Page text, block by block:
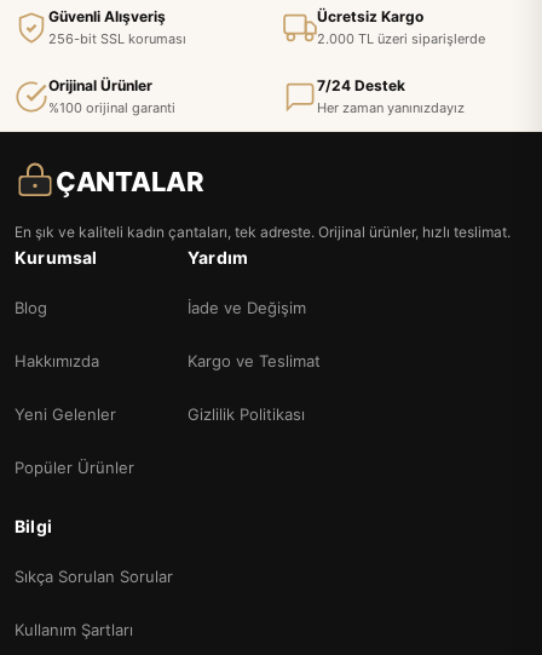
Güvenli Alışveriş
256-bit SSL koruması
Ücretsiz Kargo
2.000 TL üzeri siparişlerde
Orijinal Ürünler
%100 orijinal garanti
7/24 Destek
Her zaman yanınızdayız
ÇANTALAR
En şık ve kaliteli kadın çantaları, tek adreste. Orijinal ürünler, hızlı teslimat.
Kurumsal
Blog
Hakkımızda
Yeni Gelenler
Popüler Ürünler
Yardım
İade ve Değişim
Kargo ve Teslimat
Gizlilik Politikası
Bilgi
Sıkça Sorulan Sorular
Kullanım Şartları